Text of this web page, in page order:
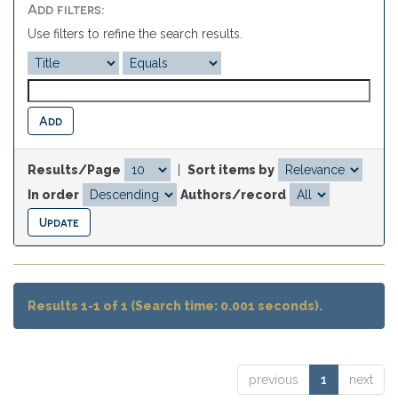
Add filters:
Use filters to refine the search results.
Results/Page
Sort items by
In order
Authors/record
Results 1-1 of 1 (Search time: 0.001 seconds).
previous 1 next